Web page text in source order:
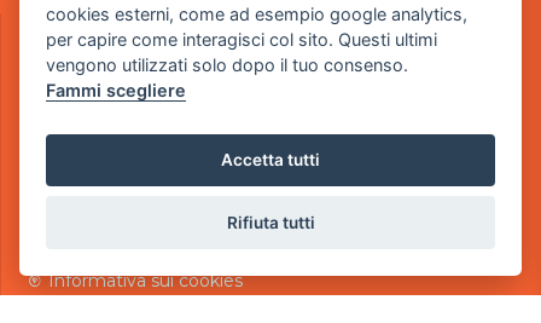
CONTATTI
e-mail: info@powergame.it
tel.: +39 030 376 2377
tel.: +39 030 336 6259
pec:powergamesrl@legalmail.it
Informativa sui cookies
cookies esterni, come ad esempio google analytics,
per capire come interagisci col sito. Questi ultimi
vengono utilizzati solo dopo il tuo consenso.
Fammi scegliere
Accetta tutti
Rifiuta tutti